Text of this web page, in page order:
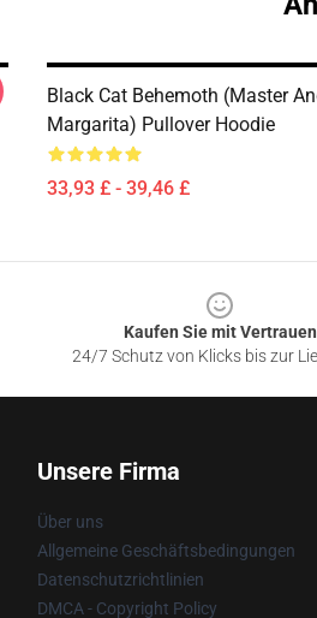
Black Cat Behemoth (Master
Margarita) Pullover Hoodie
33,93 £ - 39,46 £
Kaufen Sie mit Vertrauen
24/7 Schutz von Klicks bis zur
Unsere Firma
Über uns
Allgemeine Geschäftsbedingungen
Datenschutzrichtlinien
DMCA - Copyright Policy